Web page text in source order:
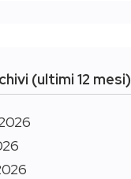
(ultimi 12 mesi)